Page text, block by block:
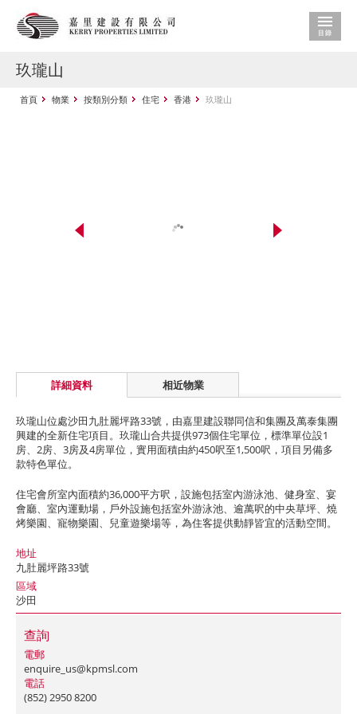
玖瓏山
首頁 物業 按類別分類 住宅 香港 玖瓏山
詳細資料 相近物業
玖瓏山位處沙田九肚麗坪路33號，由嘉里建設聯同信和集團及萬泰集團
興建的全新住宅項目。玖瓏山合共提供973個住宅單位，標準單位設1
房、2房、3房及4房單位，實用面積由約450呎至1,500呎，項目另備多
款特色單位。
住宅會所室內面積約36,000平方呎，設施包括室內游泳池、健身室、宴
會廳、室內運動場，戶外設施包括室外游泳池、逾萬呎的中央草坪、燒
烤樂園、寵物樂園、兒童遊樂場等，為住客提供動靜皆宜的活動空間。
地址
九肚麗坪路33號
區域
沙田
查詢
電郵
enquire_us@kpmsl.com
電話
(852) 2950 8200